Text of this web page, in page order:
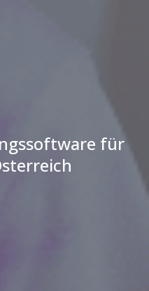
für